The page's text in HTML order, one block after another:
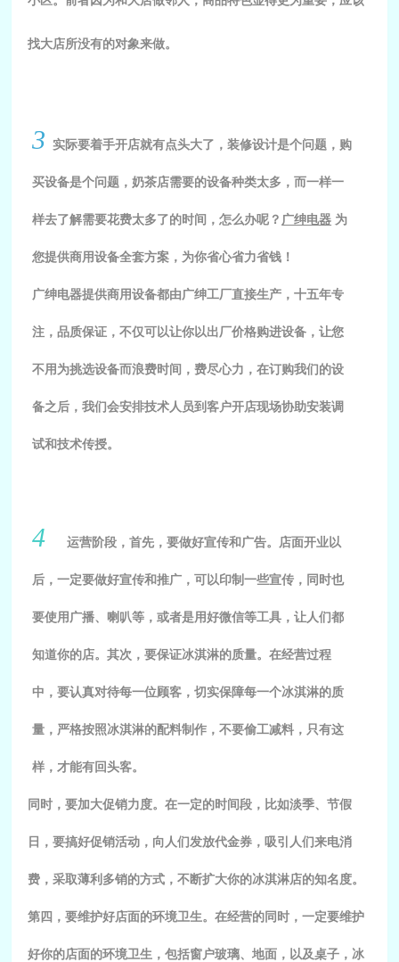
找大店所没有的对象来做。
3 实际要着手开店就有点头大了，装修设计是个问题，购
买设备是个问题，奶茶店需要的设备种类太多，而一样一
样去了解需要花费太多了的时间，怎么办呢？ 广绅电器 为
您提供商用设备全套方案，为你省心省力省钱！
广绅电器提供商用设备都由广绅工厂直接生产，十五年专
注，品质保证，不仅可以让你以出厂价格购进设备，让您
不用为挑选设备而浪费时间，费尽心力，在订购我们的设
备之后，我们会安排技术人员到客户开店现场协助安装调
试和技术传授。
4运营阶段，首先，要做好宣传和广告。店面开业以
后，一定要做好宣传和推广，可以印制一些宣传，同时也
要使用广播、喇叭等，或者是用好微信等工具，让人们都
知道你的店。其次，要保证冰淇淋的质量。在经营过程
中，要认真对待每一位顾客，切实保障每一个冰淇淋的质
量，严格按照冰淇淋的配料制作，不要偷工减料，只有这
样，才能有回头客。
同时，要加大促销力度。在一定的时间段，比如淡季、节假
日，要搞好促销活动，向人们发放代金券，吸引人们来电消
费，采取薄利多销的方式，不断扩大你的冰淇淋店的知名度。
第四，要维护好店面的环境卫生。在经营的同时，一定要维护
好你的店面的环境卫生，包括窗户玻璃、地面，以及桌子，冰